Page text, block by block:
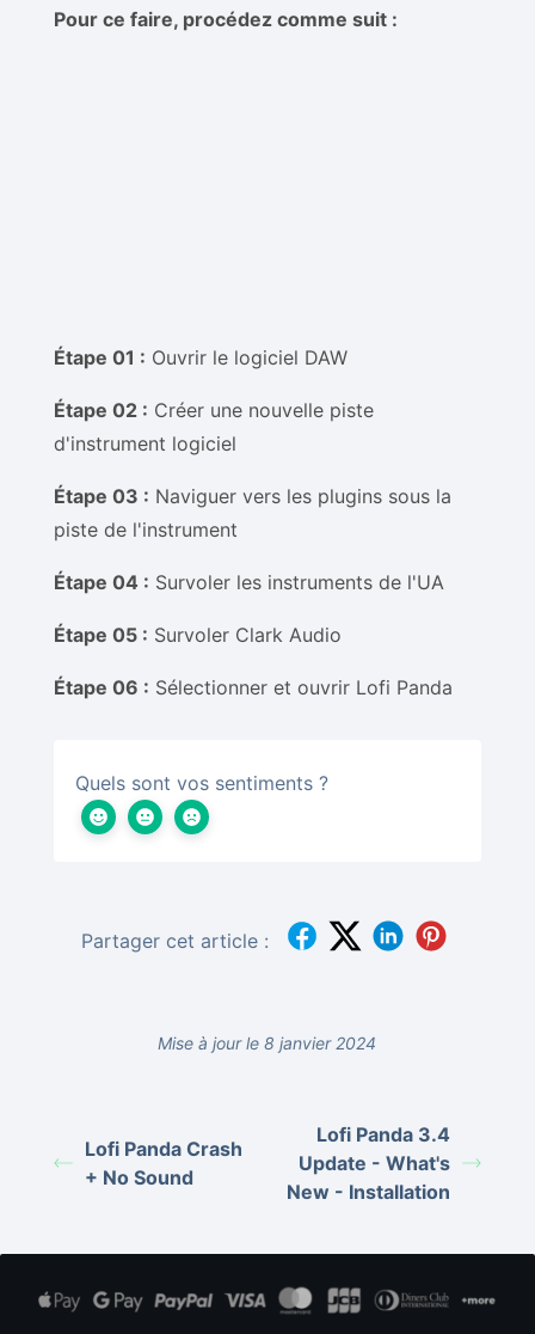
Pour ce faire, procédez comme suit :
Étape 01 : Ouvrir le logiciel DAW
Étape 02 : Créer une nouvelle piste
d'instrument logiciel
Étape 03 : Naviguer vers les plugins sous la
piste de l'instrument
Étape 04 : Survoler les instruments de l'UA
Étape 05 : Survoler Clark Audio
Étape 06 : Sélectionner et ouvrir Lofi Panda
Quels sont vos sentiments ?
Partager cet article :
Mise à jour le 8 janvier 2024
Lofi Panda Crash
+ No Sound
Lofi Panda 3.4
Update - What's
New - Installation